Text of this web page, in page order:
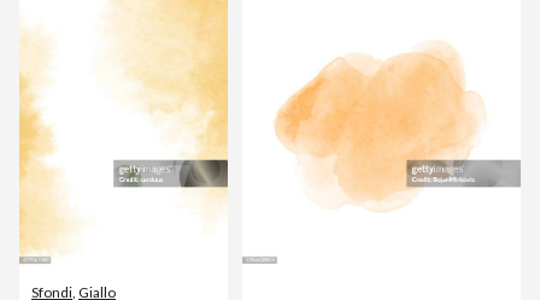
Sfondi, Giallo